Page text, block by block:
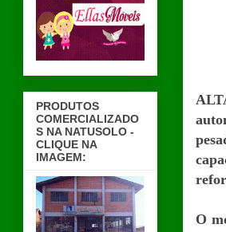
O
PRODUTOS
COMERCIALIZADO
S NA NATUSOLO -
CLIQUE NA
IMAGEM: